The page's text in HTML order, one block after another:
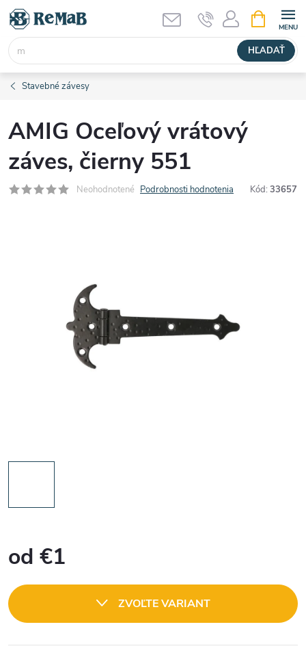
Prejsť
obsah
HĽADAŤ
KOŠÍK
Stavebné závesy
AMIG Oceľový vrátový
záves, čierny 551
Neohodnotené Podrobnosti hodnotenia Kód: 33657
od €1
cena:
ZVOĽTE VARIANT